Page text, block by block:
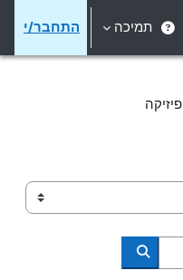
תמיכה התחבר/י
פיזיקה
חיפוש קורסים